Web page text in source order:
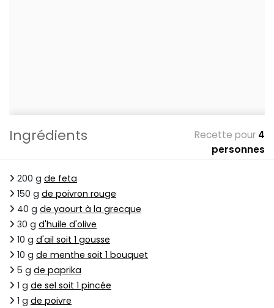
Ingrédients Recette pour 4
personnes
200 g de feta
150 g de poivron rouge
40 g de yaourt à la grecque
30 g d'huile d'olive
10 g d'ail soit 1 gousse
10 g de menthe soit 1 bouquet
5 g de paprika
1 g de sel soit 1 pincée
1 g de poivre